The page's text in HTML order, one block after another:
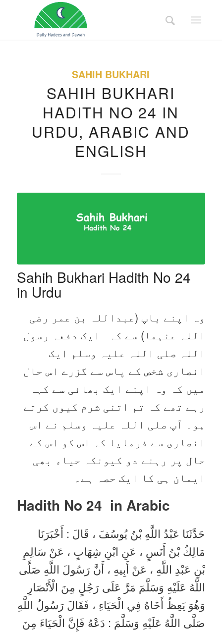
SAHIH BUKHARI
SAHIH BUKHARI
HADITH NO 24 IN
URDU, ARABIC AND
ENGLISH
Sahih Bukhari Hadith No 24
in Urdu
وہ اپنے باپ (عبداللہ بن عمر رضی
اللہ عنہما) سے کہ ایک دفعہ رسول
اللہ صلی اللہ علیہ وسلم ایک
انصاری شخص کے پاس سے گزرے اس حال
میں کہ وہ اپنے ایک بھائی سے کہہ
رہے تھے کہ تم اتنی شرم کیوں کرتے
ہو۔ آپ صلی اللہ علیہ وسلم نے اس
انصاری سے فرمایا کہ اس کو اس کے
حال پر رہنے دو کیونکہ حیاء بھی
ایمان ہی کا ایک حصہ ہے۔
Hadith No 24 in Arabic
حَدَّثَنَا عَبْدُ اللَّهِ بْنُ يُوسُفَ ، قَالَ : أَخْبَرَنَا
مَالِكُ بْنُ أَنَسٍ ، عَنِ ابْنِ شِهَابٍ ، عَنْ سَالِمِ
بْنِ عَبْدِ اللَّهِ ، عَنْ أَبِيهِ ، أَنَّ رَسُولَ اللَّهِ صَلَّى
اللَّهُ عَلَيْهِ وَسَلَّمَ مَرَّ عَلَى رَجُلٍ مِنَ الْأَنْصَارِ
وَهُوَ يَعِظُ أَخَاهُ فِي الْحَيَاءِ ، فَقَالَ رَسُولُ اللَّهِ
صَلَّى اللَّهُ عَلَيْهِ وَسَلَّمَ : دَعْهُ فَإِنَّ الْحَيَاءَ مِنَ